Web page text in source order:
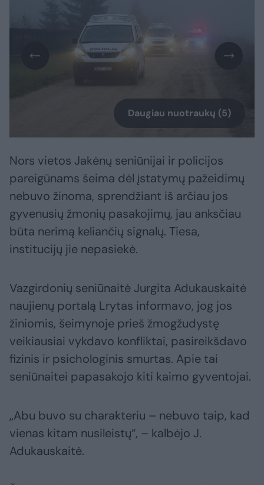
Daugiau nuotraukų (5)
Nors vietos Jakėnų seniūnijai ir policijos
pareigūnams šeima dėl įstatymų pažeidimų
nebuvo žinoma, sprendžiant iš arčiau jos
gyvenusių žmonių pasakojimų, jau anksčiau
būta nerimą keliančių signalų. Tiesa,
institucijų jie nepasiekė.
Vazgirdonių seniūnaitė Jurgita Adukauskaitė
naujienų portalą Lrytas informavo, jog jos
žiniomis, šeimynoje prieš žmogžudystę
veikiausiai vykdavo konfliktai, pasireikšdavo
fizinis ir psichologinis smurtas. Apie tai
seniūnaitei papasakojo kiti kaimo gyventojai.
„Abu buvo su charakteriu – nebuvo taip, kad
vienas kitam nusileistų“, – kalbėjo J.
Adukauskaitė.